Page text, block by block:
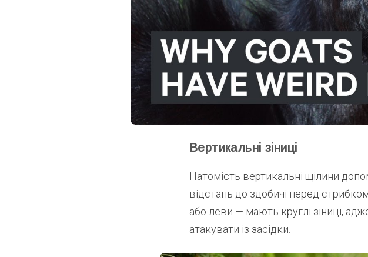
Вертикальні зіниці
Натомість вертикальні щілини
відстань до здобичі перед
або леви — мають круглі зіниці,
атакувати із засідки.